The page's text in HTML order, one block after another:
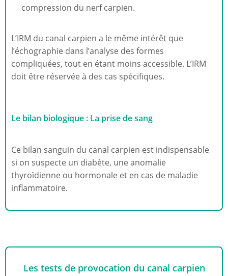
compression du nerf carpien.
L’IRM du canal carpien a le même intérêt que
l’échographie dans l’analyse des formes
compliquées, tout en étant moins accessible. L’IRM
doit être réservée à des cas spécifiques.
Le bilan biologique : La prise de sang
Ce bilan sanguin du canal carpien est indispensable
si on suspecte un diabète, une anomalie
thyroïdienne ou hormonale et en cas de maladie
inflammatoire.
Les tests de provocation du canal carpien